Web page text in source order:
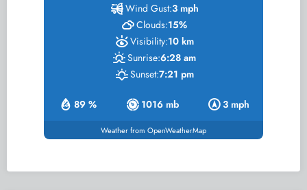
89 % 1016 mb 3 mph
Wind Gust:3 mph
Clouds:15%
Visibility:10 km
Sunrise:6:28 am
Sunset:7:21 pm
Weather from OpenWeatherMap